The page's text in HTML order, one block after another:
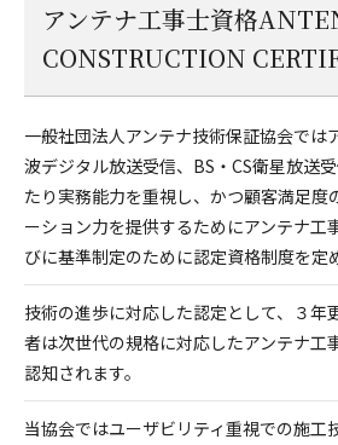
アンテナ工事士資格
CONSTRUCTION
一般社団法人アンテナ技術保証協会では
波デジタル放送受信、BS・CS衛星放送
たり実務能力を重視し、かつ顧客満足度
ーション力を提供するためにアンテナ工
びに基準制定のために認定資格制度を定
技術の進歩に対応した認定として、３年
者は次世代の規格に対応したアンテナ工
認知されます。
当協会ではユーザビリティ重視での施工